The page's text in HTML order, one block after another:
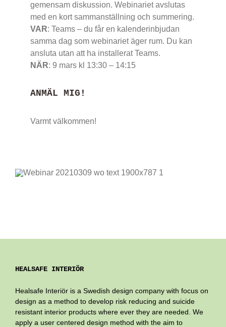
gemensam diskussion. Webinariet avslutas
med en kort sammanställning och summering.
VAR: Teams – du får en kalenderinbjudan
samma dag som webinariet äger rum. Du kan
ansluta utan att ha installerat Teams.
NÄR: 9 mars kl 13:30 – 14:15
ANMÄL MIG!
Varmt välkommen!
HEALSAFE INTERIÖR
Healsafe Interiör is a Swedish design company with focus on
design as a method to develop risk reducing and suicide
resistant interior products where ever they are needed. We
apply a user centered design method with the aim to